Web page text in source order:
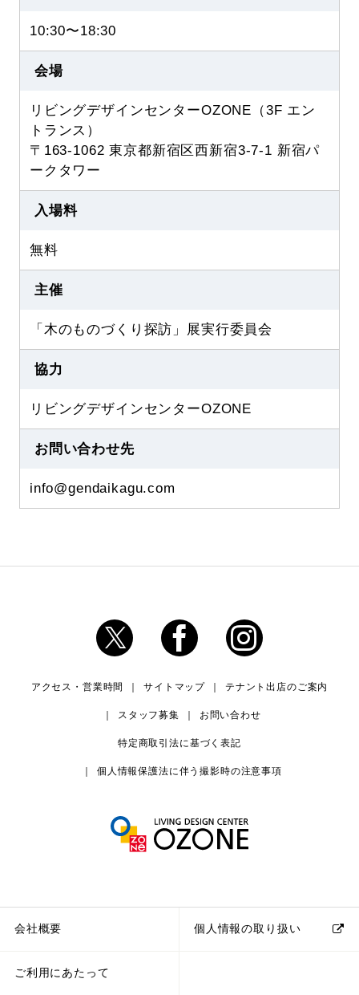
10:30〜18:30
会場
リビングデザインセンターOZONE（3F エン
トランス）
〒163-1062 東京都新宿区西新宿3-7-1 新宿パ
ークタワー
入場料
無料
主催
「木のものづくり探訪」展実行委員会
協力
リビングデザインセンターOZONE
お問い合わせ先
info@gendaikagu.com
アクセス・営業時間 サイトマップ テナント出店のご案内
スタッフ募集 お問い合わせ
特定商取引法に基づく表記
個人情報保護法に伴う撮影時の注意事項
会社概要 個人情報の取り扱い
ご利用にあたって